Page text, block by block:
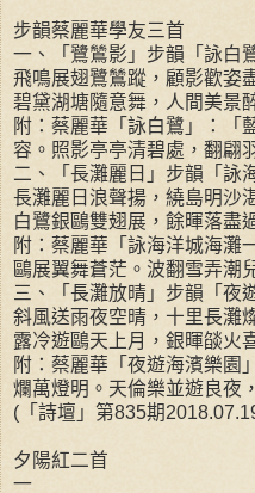
步韻蔡麗華學友三首
一、「鷺鷥影」步韻「詠白鷺
飛鳴展翅鷺鷥蹤，顧影歡姿
碧黛湖塘隨意舞，人間美景
附：蔡麗華「詠白鷺」：「
容。照影亭亭清碧處，翻翩
二、「長灘麗日」步韻「詠
長灘麗日浪聲揚，繞島明沙
白鷺銀鷗雙翅展，餘暉落盡
附：蔡麗華「詠海洋城海灘
鷗展翼舞蒼茫。波翻雪弄潮
三、「長灘放晴」步韻「夜
斜風送雨夜空晴，十里長灘
露冷遊鷗天上月，銀暉燄火
附：蔡麗華「夜遊海濱樂園
爛萬燈明。天倫樂並遊良夜
(「詩壇」第835期
夕陽紅二首
一